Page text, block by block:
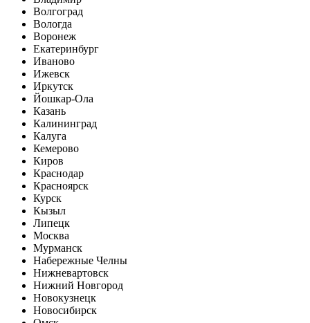
Волгоград
Вологда
Воронеж
Екатеринбург
Иваново
Ижевск
Иркутск
Йошкар-Ола
Казань
Калининград
Калуга
Кемерово
Киров
Краснодар
Красноярск
Курск
Кызыл
Липецк
Москва
Мурманск
Набережные Челны
Нижневартовск
Нижний Новгород
Новокузнецк
Новосибирск